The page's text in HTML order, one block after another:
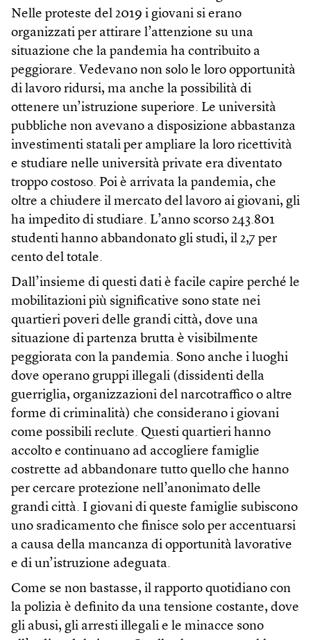
Nelle proteste del 2019 i giovani si erano
organizzati per attirare l’attenzione su una
situazione che la pandemia ha contribuito a
peggiorare. Vedevano non solo le loro opportunità
di lavoro ridursi, ma anche la possibilità di
ottenere un’istruzione superiore. Le università
pubbliche non avevano a disposizione abbastanza
investimenti statali per ampliare la loro ricettività
e studiare nelle università private era diventato
troppo costoso. Poi è arrivata la pandemia, che
oltre a chiudere il mercato del lavoro ai giovani, gli
ha impedito di studiare. L’anno scorso 243.801
studenti hanno abbandonato gli studi, il 2,7 per
cento del totale.
Dall’insieme di questi dati è facile capire perché le
mobilitazioni più significative sono state nei
quartieri poveri delle grandi città, dove una
situazione di partenza brutta è visibilmente
peggiorata con la pandemia. Sono anche i luoghi
dove operano gruppi illegali (dissidenti della
guerriglia, organizzazioni del narcotraffico o altre
forme di criminalità) che considerano i giovani
come possibili reclute. Questi quartieri hanno
accolto e continuano ad accogliere famiglie
costrette ad abbandonare tutto quello che hanno
per cercare protezione nell’anonimato delle
grandi città. I giovani di queste famiglie subiscono
uno sradicamento che finisce solo per accentuarsi
a causa della mancanza di opportunità lavorative
e di un’istruzione adeguata.
Come se non bastasse, il rapporto quotidiano con
la polizia è definito da una tensione costante, dove
gli abusi, gli arresti illegali e le minacce sono